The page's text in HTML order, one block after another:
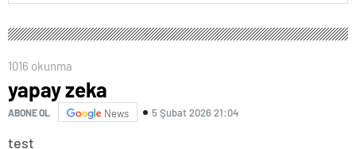
1016 okunma
yapay zeka
ABONE OL News 5 Şubat 2026 21:04
test